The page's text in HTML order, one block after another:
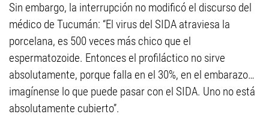
Sin embargo, la interrupción no modificó el discurso del
médico de Tucumán: “El virus del SIDA atraviesa la
porcelana, es 500 veces más chico que el
espermatozoide. Entonces el profiláctico no sirve
absolutamente, porque falla en el 30%, en el embarazo…
imagínense lo que puede pasar con el SIDA. Uno no está
absolutamente cubierto”.